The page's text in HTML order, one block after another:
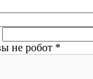
не робот *